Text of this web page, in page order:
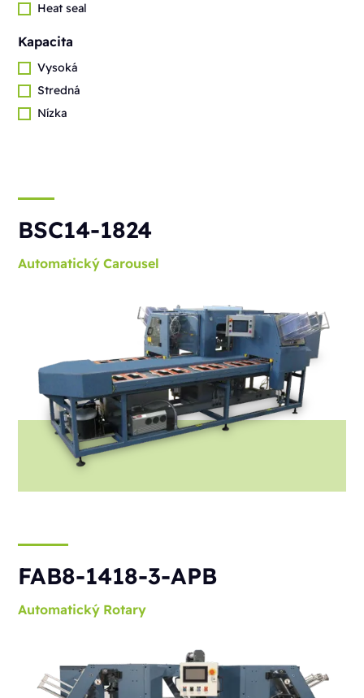
Heat seal
Kapacita
Vysoká
Stredná
Nízka
BSC14-1824
Automatický Carousel
FAB8-1418-3-APB
Automatický Rotary